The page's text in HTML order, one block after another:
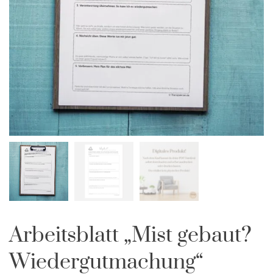
Arbeitsblatt „Mist gebaut?
Wiedergutmachung“